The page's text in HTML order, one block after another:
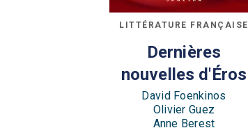
LITTÉRATURE FRANÇAISE
Dernières
nouvelles d'Éros
David Foenkinos
Olivier Guez
Anne Berest